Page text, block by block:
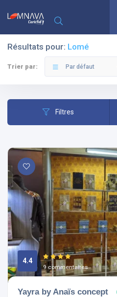
Résultats pour: Lomé
Trier par: Par défaut
Filtres
4.4
9 commentaires
Yayra by Anaïs concept